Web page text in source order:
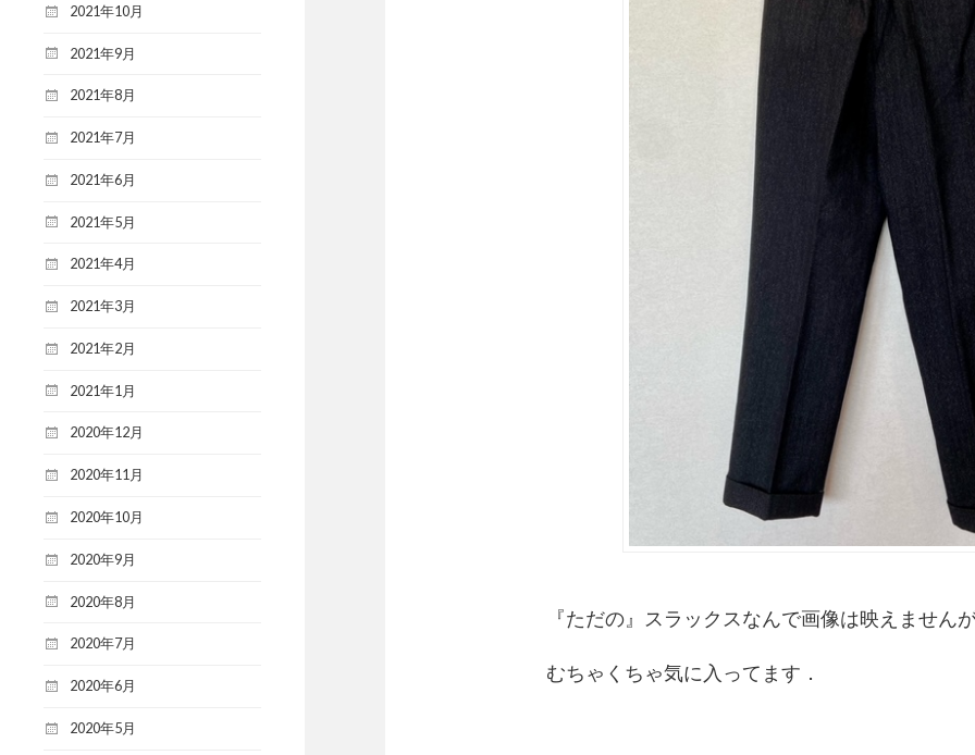
2021年10月
2021年9月
2021年8月
2021年7月
2021年6月
2021年5月
2021年4月
2021年3月
2021年2月
2021年1月
2020年12月
2020年11月
2020年10月
2020年9月
2020年8月
2020年7月
2020年6月
2020年5月
『ただの』スラックスなんで画像は映えません
むちゃくちゃ気に入ってます．